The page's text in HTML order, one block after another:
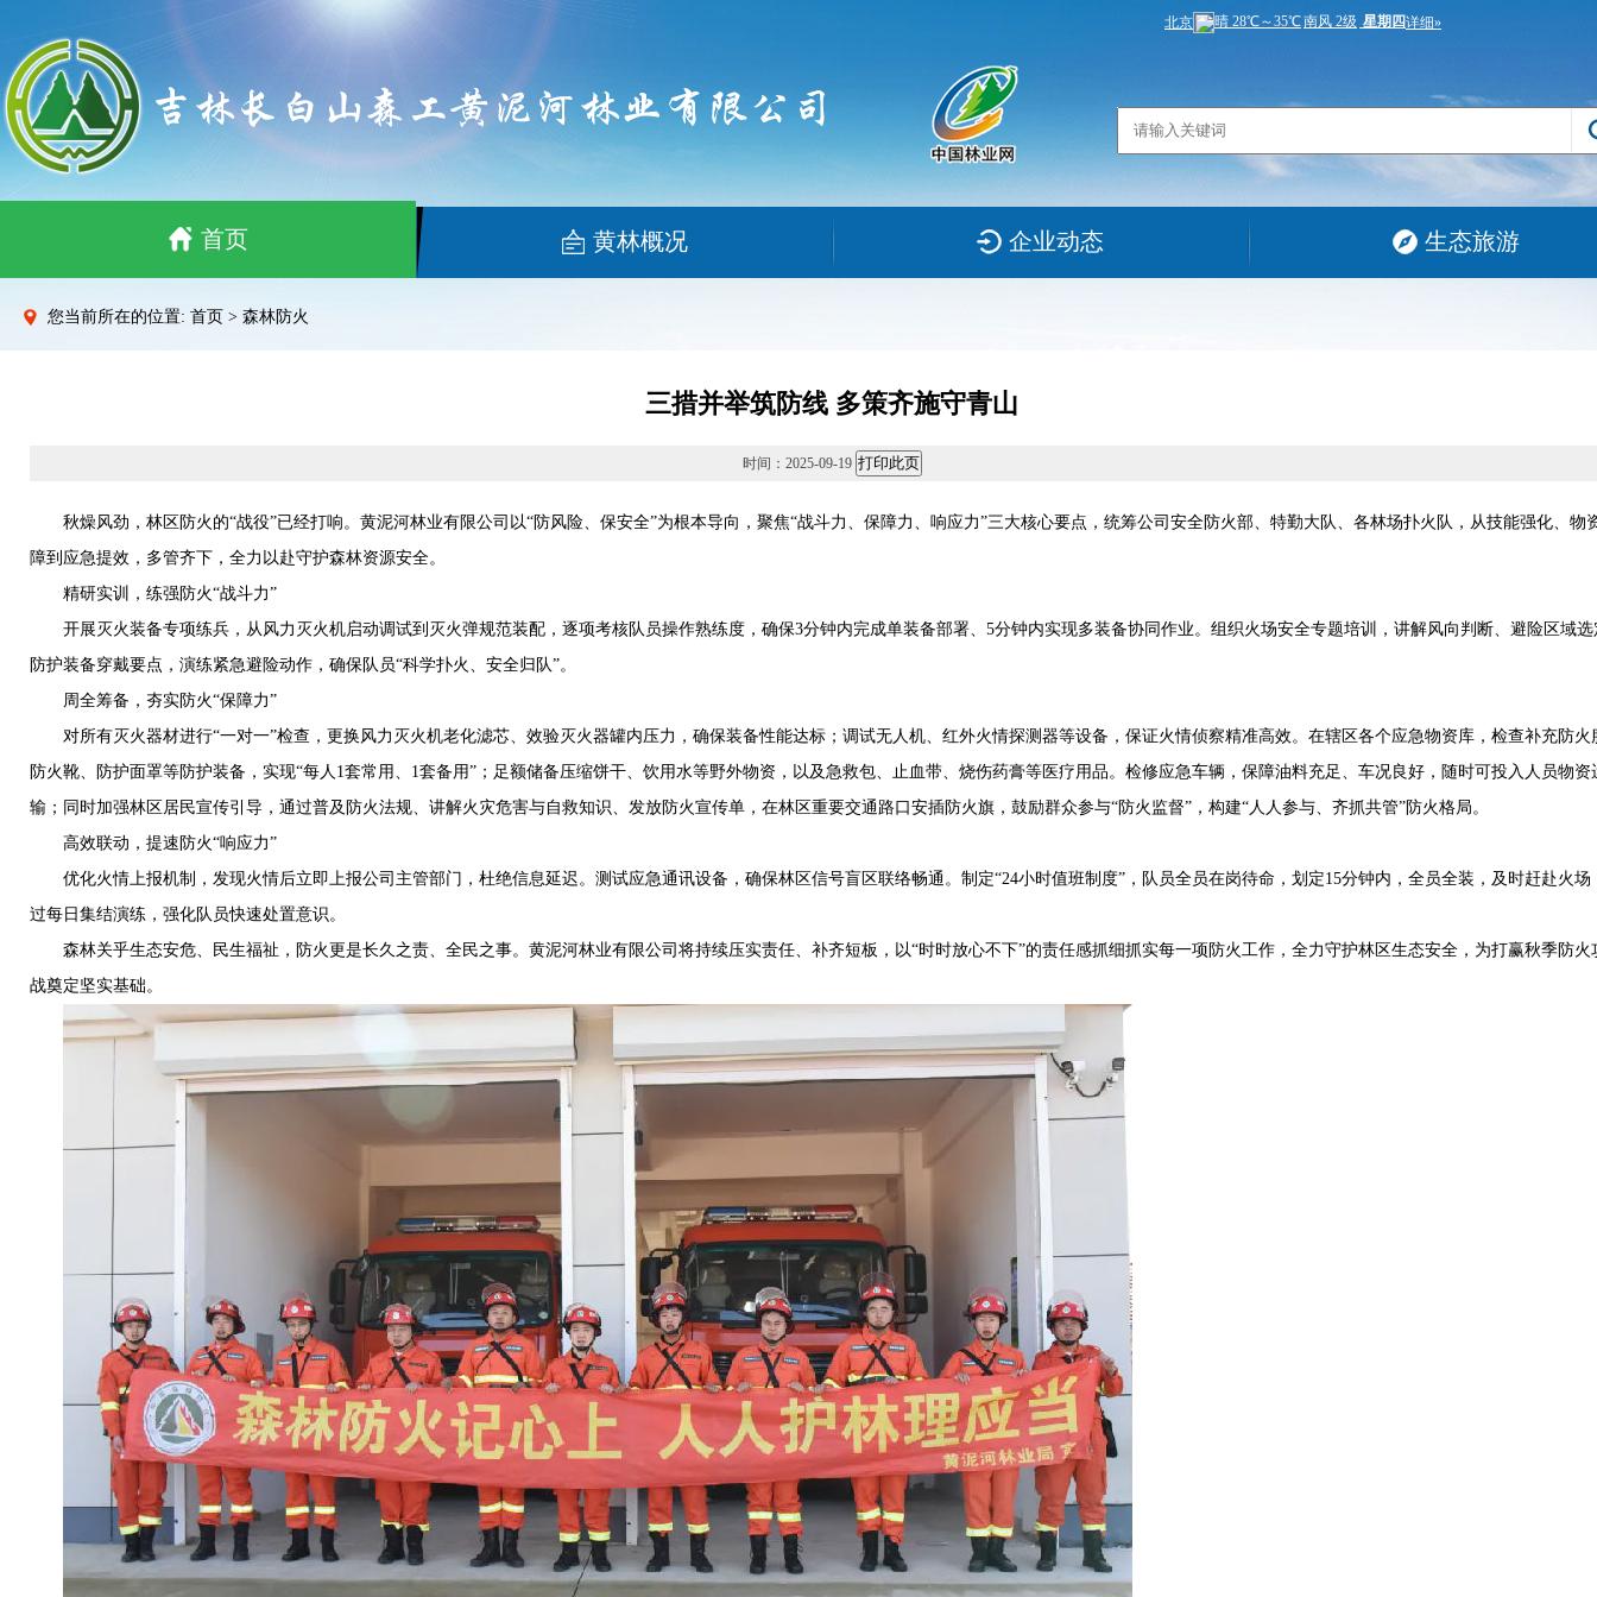
首页 黄林概况 企业动态 生态旅游
您当前所在的位置: 首页 > 森林防火
三措并举筑防线 多策齐施守青山
时间：2025-09-19
秋燥风劲，林区防火的“战役”已经打响。黄泥河林业有限公司以“防风险、保安全”为根本导向，聚焦“战斗力、保障力、响应力”三大核心要点，统筹公司安全防火部、特勤大队、各林场扑火队，从技能强化、物
障到应急提效，多管齐下，全力以赴守护森林资源安全。
精研实训，练强防火“战斗力”
开展灭火装备专项练兵，从风力灭火机启动调试到灭火弹规范装配，逐项考核队员操作熟练度，确保3分钟内完成单装备部署、5分钟内实现多装备协同作业。组织火场安全专题培训，讲解风向判断、避险区域选
防护装备穿戴要点，演练紧急避险动作，确保队员“科学扑火、安全归队”。
周全筹备，夯实防火“保障力”
对所有灭火器材进行“一对一”检查，更换风力灭火机老化滤芯、效验灭火器罐内压力，确保装备性能达标；调试无人机、红外火情探测器等设备，保证火情侦察精准高效。在辖区各个应急物资库，检查补充防火
防火靴、防护面罩等防护装备，实现“每人1套常用、1套备用”；足额储备压缩饼干、饮用水等野外物资，以及急救包、止血带、烧伤药膏等医疗用品。检修应急车辆，保障油料充足、车况良好，随时可投入人员物资
输；同时加强林区居民宣传引导，通过普及防火法规、讲解火灾危害与自救知识、发放防火宣传单，在林区重要交通路口安插防火旗，鼓励群众参与“防火监督”，构建“人人参与、齐抓共管”防火格局。
高效联动，提速防火“响应力”
优化火情上报机制，发现火情后立即上报公司主管部门，杜绝信息延迟。测试应急通讯设备，确保林区信号盲区联络畅通。制定“24小时值班制度”，队员全员在岗待命，划定15分钟内，全员全装，及时赶赴火场
过每日集结演练，强化队员快速处置意识。
森林关乎生态安危、民生福祉，防火更是长久之责、全民之事。黄泥河林业有限公司将持续压实责任、补齐短板，以“时时放心不下”的责任感抓细抓实每一项防火工作，全力守护林区生态安全，为打赢秋季防火
战奠定坚实基础。